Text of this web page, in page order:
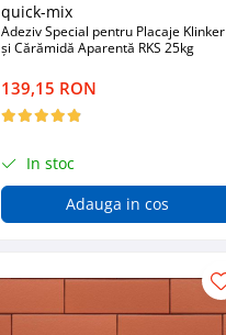
quick-mix
Adeziv Special pentru Placaje Klinker
și Cărămidă Aparentă RKS 25kg
139,15 RON
In stoc
Adauga in cos